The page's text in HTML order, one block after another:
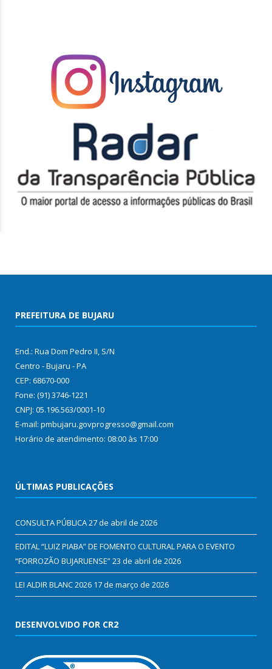
PREFEITURA DE BUJARU
End.: Rua Dom Pedro II, S/N
Centro - Bujaru - PA
CEP: 68670-000
Fone: (91) 3746-1221
CNPJ: 05.196.563/0001-10
E-mail: pmbujaru.govprogresso@gmail.com
Horário de atendimento: 08:00 às 17:00
ÚLTIMAS PUBLICAÇÕES
CONSULTA PÚBLICA27 de abril de 2026
EDITAL “LUIZ PIABA” DE FOMENTO CULTURAL PARA O EVENTO
“FORROZÃO BUJARUENSE”23 de abril de 2026
LEI ALDIR BLANC 2026 17 de março de 2026
DESENVOLVIDO POR CR2